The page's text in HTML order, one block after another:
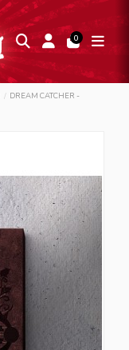
0
DREAM CATCHER -